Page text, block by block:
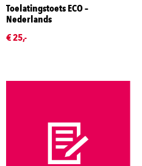
Toelatingstoets ECO –
Nederlands
€ 25,-